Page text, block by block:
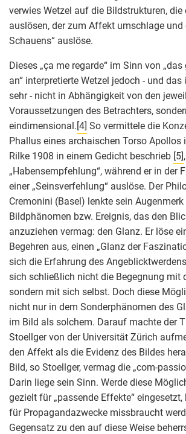
verwies Wetzel auf die Bildstrukturen, die
auslösen, der zum Affekt umschlage und
Schauens“ auslöse.
Dieses „ça me regarde“ im Sinn von
an“ interpretierte Wetzel jedoch - und
sehr - nicht in Abhängigkeit von den
Voraussetzungen des Betrachters,
eindimensional.[4] So vermittele die
Phallus eines archaischen Torso Apollos
Rilke 1908 in einem Gedicht beschrieb [5]
„Habensempfehlung“, während er in der
einer „Seinsverfehlung“ auslöse. Der
Cremonini (Basel) lenkte sein
Bildphänomen bzw. Ereignis, das den
anzuziehen vermag: den Glanz. Er löse
Begehren aus, einen „Glanz der
sich die Erfahrung des
sich schließlich nicht die Begegnung mit
sondern mit sich selbst. Doch diese
nicht nur in dem Sonderphänomen des
im Bild als solchem. Darauf machte der
Stoellger von der Universität Zürich
den Affekt als die Evidenz des Bildes
Bild, so Stoellger, vermag die „com-
Darin liege sein Sinn. Werde diese
gezielt für „passende Effekte“
für Propagandazwecke missbraucht
Gegensatz zu den auf diese Weise